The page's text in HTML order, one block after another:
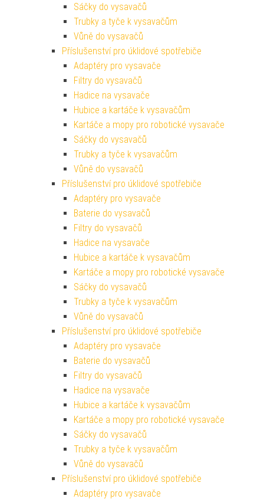
Sáčky do vysavačů
Trubky a tyče k vysavačům
Vůně do vysavačů
Příslušenství pro úklidové spotřebiče
Adaptéry pro vysavače
Filtry do vysavačů
Hadice na vysavače
Hubice a kartáče k vysavačům
Kartáče a mopy pro robotické vysavače
Sáčky do vysavačů
Trubky a tyče k vysavačům
Vůně do vysavačů
Příslušenství pro úklidové spotřebiče
Adaptéry pro vysavače
Baterie do vysavačů
Filtry do vysavačů
Hadice na vysavače
Hubice a kartáče k vysavačům
Kartáče a mopy pro robotické vysavače
Sáčky do vysavačů
Trubky a tyče k vysavačům
Vůně do vysavačů
Příslušenství pro úklidové spotřebiče
Adaptéry pro vysavače
Baterie do vysavačů
Filtry do vysavačů
Hadice na vysavače
Hubice a kartáče k vysavačům
Kartáče a mopy pro robotické vysavače
Sáčky do vysavačů
Trubky a tyče k vysavačům
Vůně do vysavačů
Příslušenství pro úklidové spotřebiče
Adaptéry pro vysavače